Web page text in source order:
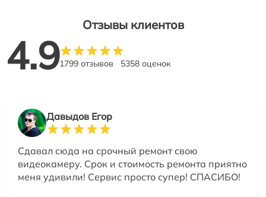
Отзывы клиентов
4.91799 отзывов 5358 оценок
Давыдов Егор
Сдавал сюда на срочный ремонт свою
видеокамеру. Срок и стоимость ремонта приятно
меня удивили! Сервис просто супер! СПАСИБО!